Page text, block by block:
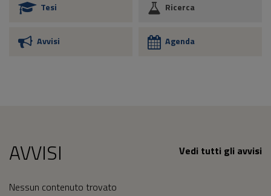
Tesi Ricerca
Avvisi Agenda
AVVISI Vedi tutti gli avvisi
Nessun contenuto trovato